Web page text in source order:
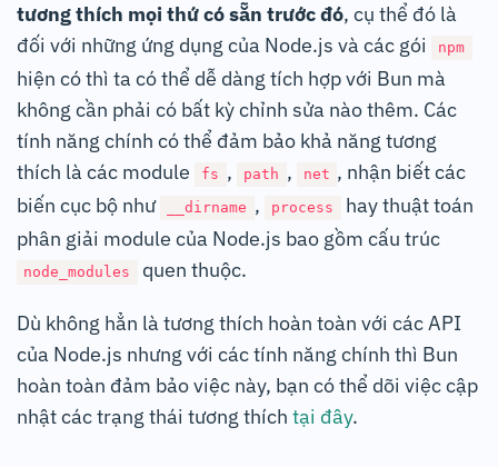
tương thích mọi thứ có sẵn trước đó, cụ thể đó là
đối với những ứng dụng của Node.js và các gói
npm
hiện có thì ta có thể dễ dàng tích hợp với Bun mà
không cần phải có bất kỳ chỉnh sửa nào thêm. Các
tính năng chính có thể đảm bảo khả năng tương
thích là các module
fs , path , net , nhận biết các
biến cục bộ như
__dirname , process
hay thuật toán
phân giải module của Node.js bao gồm cấu trúc
node_modules quen thuộc.
Dù không hẳn là tương thích hoàn toàn với các API
của Node.js nhưng với các tính năng chính thì Bun
hoàn toàn đảm bảo việc này, bạn có thể dõi việc cập
nhật các trạng thái tương thích tại đây.